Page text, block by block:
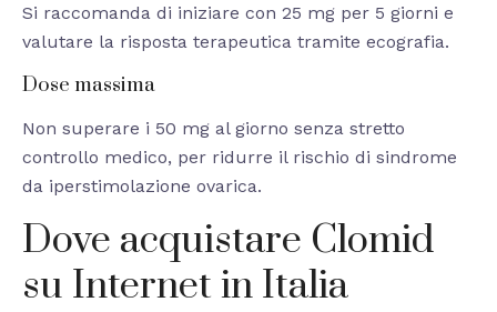
Si raccomanda di iniziare con 25 mg per 5 giorni e
valutare la risposta terapeutica tramite ecografia.
Dose massima
Non superare i 50 mg al giorno senza stretto
controllo medico, per ridurre il rischio di sindrome
da iperstimolazione ovarica.
Dove acquistare Clomid
su Internet in Italia